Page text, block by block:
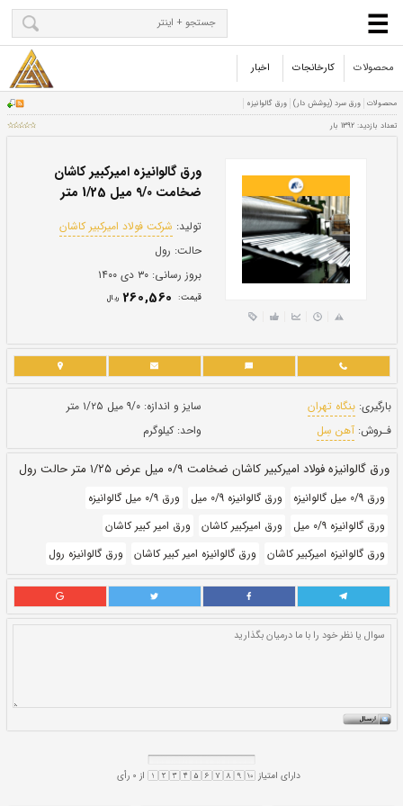
محصولات کارخانجات اخبار
ورق گالوانیزه امیرکبیر کاشان
ضخامت 9/0 میل 1/25 متر
تولید:شرکت فولاد امیرکبیر کاشان
حالت:
بروز رسانی:۳۰ دی ۱۴۰۰
قيمت: 260,560ريال
واحد:کیلوگرم